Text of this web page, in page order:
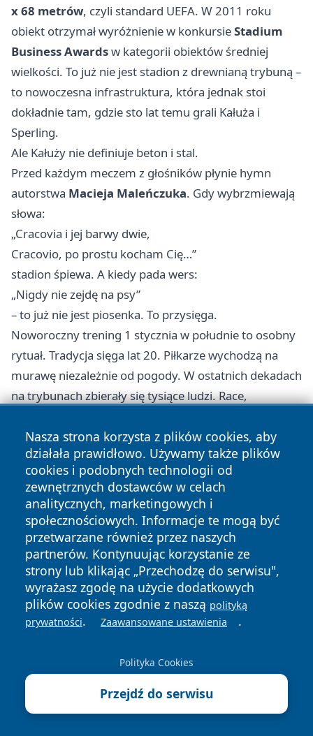
x 68 metrów, czyli standard UEFA. W 2011 roku
obiekt otrzymał wyróżnienie w konkursieStadium
Business Awardsw kategorii obiektów średniej
wielkości. To już nie jest stadion z drewnianą trybuną –
to nowoczesna infrastruktura, która jednak stoi
dokładnie tam, gdzie sto lat temu grali Kałuża i
Sperling.
Ale Kałuży nie definiuje beton i stal.
Przed każdym meczem z głośników płynie hymn
autorstwa Macieja Maleńczuka. Gdy wybrzmiewają
słowa:
„Cracovia i jej barwy dwie,
Cracovio, po prostu kocham Cię…”
stadion śpiewa. A kiedy pada wers:
„Nigdy nie zejdę na psy”
– to już nie jest piosenka. To przysięga.
Noworoczny trening 1 stycznia w południe to osobny
rytuał. Tradycja sięga lat 20. Piłkarze wychodzą na
murawę niezależnie od pogody. W ostatnich dekadach
na trybunach zbierały się tysiące ludzi. Race,
gazetach pisano o „najbardziej krakowskim
rozpoczęciu roku”.
HYMN CRACOVII - autor : Maciej Maleńczuk
Kraków to stolica Polski
Perła ukryta we mgle
Z najdalszych krain zamorskich
Każdy wspomnienia tu śle
Więc chociaż będę daleko
Gdy los mnie rzuci precz
Na zawsze będę pamiętał
Cracovia i jej barwy dwie
Cracovio po prostu kocham cię
Nasza strona korzysta z plików cookies, aby
działała prawidłowo. Używamy także plików
cookies i podobnych technologii od
zewnętrznych dostawców w celach
analitycznych, marketingowych i
społecznościowych. Informacje te mogą być
przetwarzane również przez naszych
partnerów. Kontynuując korzystanie ze
strony lub klikając „Przechodzę do serwisu",
wyrażasz zgodę na użycie dodatkowych
plików cookies zgodnie z naszą polityką
prywatności. Zaawansowane ustawienia .
Polityka Cookies
Przejdź do serwisu